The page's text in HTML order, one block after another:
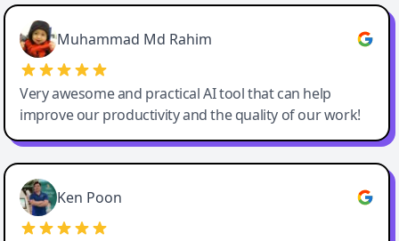
Easy-Peasy AI
Muhammad Md Rahim
Very awesome and practical AI tool that can help
improve our productivity and the quality of our work!
Ken Poon